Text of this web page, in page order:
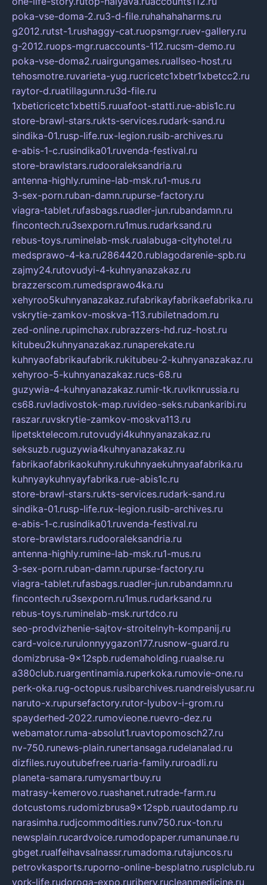
poka-vse-doma-2.ru3-d-file.ruhahahaharms.ru
g2012.rutst-1.rushaggy-cat.ruopsmgr.ruev-gallery.ru
g-2012.ruops-mgr.ruaccounts-112.rucsm-demo.ru
poka-vse-doma2.ruairgungames.ruallseo-host.ru
tehosmotre.ruvarieta-yug.rucricetc1xbetr1xbetcc2.ru
raytor-d.ruatillagunn.ru3d-file.ru
1xbeticricetc1xbetti5.ruuafoot-statti.rue-abis1c.ru
store-brawl-stars.rukts-services.rudark-sand.ru
sindika-01.rusp-life.rux-legion.rusib-archives.ru
e-abis-1-c.rusindika01.ruvenda-festival.ru
store-brawlstars.rudooraleksandria.ru
antenna-highly.rumine-lab-msk.ru1-mus.ru
3-sex-porn.ruban-damn.rupurse-factory.ru
viagra-tablet.rufasbags.ruadler-jun.rubandamn.ru
fincontech.ru3sexporn.ru1mus.rudarksand.ru
rebus-toys.ruminelab-msk.rualabuga-cityhotel.ru
medsprawo-4-ka.ru2864420.rublagodarenie-spb.ru
zajmy24.rutovudyi-4-kuhnyanazakaz.ru
brazzerscom.rumedsprawo4ka.ru
xehyroo5kuhnyanazakaz.rufabrikayfabrikaefabrika.ru
vskrytie-zamkov-moskva-113.rubiletnadom.ru
zed-online.rupimchax.rubrazzers-hd.ruz-host.ru
kitubeu2kuhnyanazakaz.runaperekate.ru
kuhnyaofabrikaufabrik.rukitubeu-2-kuhnyanazakaz.ru
xehyroo-5-kuhnyanazakaz.rucs-68.ru
guzywia-4-kuhnyanazakaz.rumir-tk.ruvlknrussia.ru
cs68.ruvladivostok-map.ruvideo-seks.rubankaribi.ru
raszar.ruvskrytie-zamkov-moskva113.ru
lipetsktelecom.rutovudyi4kuhnyanazakaz.ru
seksuzb.ruguzywia4kuhnyanazakaz.ru
fabrikaofabrikaokuhny.rukuhnyaekuhnyaafabrika.ru
kuhnyaykuhnyayfabrika.rue-abis1c.ru
store-brawl-stars.rukts-services.rudark-sand.ru
sindika-01.rusp-life.rux-legion.rusib-archives.ru
e-abis-1-c.rusindika01.ruvenda-festival.ru
store-brawlstars.rudooraleksandria.ru
antenna-highly.rumine-lab-msk.ru1-mus.ru
3-sex-porn.ruban-damn.rupurse-factory.ru
viagra-tablet.rufasbags.ruadler-jun.rubandamn.ru
fincontech.ru3sexporn.ru1mus.rudarksand.ru
rebus-toys.ruminelab-msk.rurtdco.ru
seo-prodvizhenie-sajtov-stroitelnyh-kompanij.ru
card-voice.rurulonnyygazon177.rusnow-guard.ru
domizbrusa-9x12spb.rudemaholding.ruaalse.ru
a380club.ruargentinamia.ruperkoka.rumovie-one.ru
perk-oka.rug-octopus.rusibarchives.ruandreislyusar.ru
naruto-x.rupursefactory.rutor-lyubov-i-grom.ru
spayderhed-2022.rumovieone.ruevro-dez.ru
webamator.ruma-absolut1.ruavtopomosch27.ru
nv-750.runews-plain.runertansaga.rudelanalad.ru
dizfiles.ruyoutubefree.ruaria-family.ruroadli.ru
planeta-samara.rumysmartbuy.ru
matrasy-kemerovo.ruashanet.rutrade-farm.ru
dotcustoms.rudomizbrusa9x12spb.ruautodamp.ru
narasimha.rudjcommodities.runv750.rux-ton.ru
newsplain.rucardvoice.rumodopaper.rumanunae.ru
gbget.rualfeihavsalnassr.rumadoma.rutajuncos.ru
petrovkasports.ruporno-online-besplatno.rusplclub.ru
york-life.rudoroga-expo.ruribery.rucleanmedicine.ru